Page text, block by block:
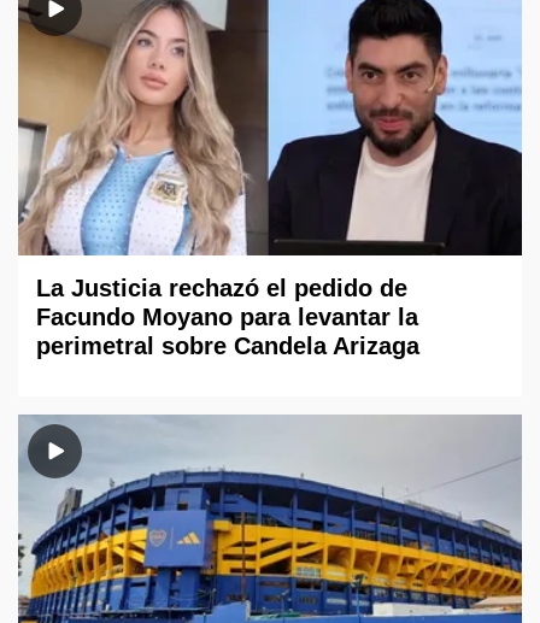
La Justicia rechazó el pedido de
Facundo Moyano para levantar la
perimetral sobre Candela Arizaga